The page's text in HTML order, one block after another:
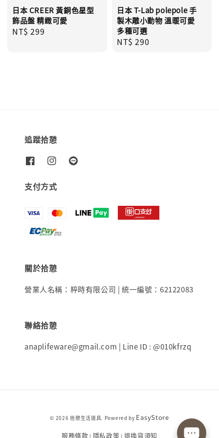
日本 CREER 黃銅色星型
飾品盤 精緻可愛
Regular
NT$ 299
日本 T-Lab polepole 手
製木雕小動物 溫暖可愛
多種可選
Regular
NT$ 290
追蹤拾憩
支付方式
關於拾憩
營業人名稱：粹時有限公司 | 統一編號：62122083
聯絡拾憩
anaplifeware@gmail.com | Line ID : @010kfrzq
© 2026 拾憩生活道具. Powered by EasyStore
服務條款 | 隱私政策 | 退換貨須知